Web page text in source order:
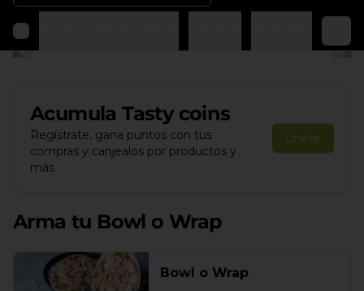
AcumulaTasty coins
Regístrate, gana puntos con tus
compras y canjealos por productos y
más
Únete
Arma tu Bowl o Wrap
Bowl o Wrap